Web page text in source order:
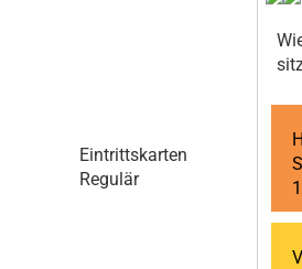
Eintrittskarten
Regulär